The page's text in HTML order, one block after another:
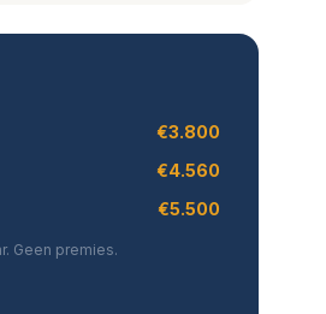
€3.800
€4.560
€5.500
Geen premies.